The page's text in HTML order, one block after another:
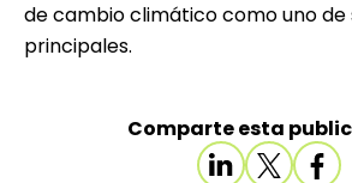
de cambio climático como uno de
principales.
Comparte esta